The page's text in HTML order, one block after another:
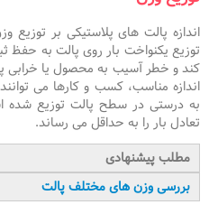
اندازه پالت های پلاستیکی بر توزیع
توزیع یکنواخت بار روی پالت به
کند و خطر آسیب به محصول یا خرابی
اندازه مناسب، کسب و کارها می
به درستی در سطح پالت توزیع شده
تعادل بار را به حداقل می رساند.
مطلب پیشنهادی
بررسی وزن های مختلف پالت